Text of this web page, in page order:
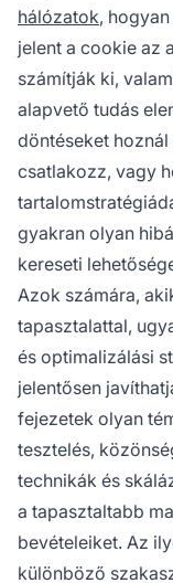
hálózatok,
jelent a cookie az
számítják ki,
alapvető tudás
döntéseket
csatlakozz, vagy
gyakran olyan
kereseti
Azok számára,
tapasztalattal,
és optimalizálási
jelentősen
fejezetek olyan
tesztelés,
technikák és
a tapasztaltabb
bevételeiket. Az
különböző